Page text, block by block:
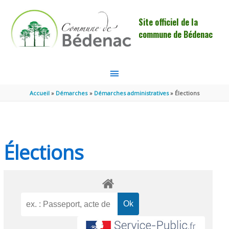
Site officiel de la
commune de Bédenac
MENU
PRINCIPAL
Accueil Démarches Démarches administratives Élections
Élections